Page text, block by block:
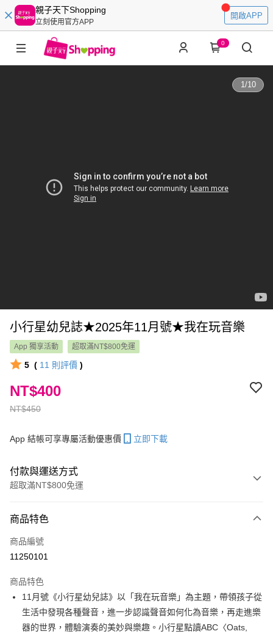
親子天下Shopping
立刻使用官方APP
開啟APP
0
1/10
小行星幼兒誌★2025年11月號★我在玩音樂
App 獨享活動 超取滿NT$800免運
5 ( 11 則評價 )
NT$450
NT$400
App 結帳可享專屬活動優惠價 立即下載
付款與運送方式
超取滿NT$800免運
信用卡一次付款
LINE Pay
大哥付你分期
相關說明
【大哥付你分期使用說明】
AFTEE先享後付
商品特色
商品編號
11250101
商品特色
11月號《小行星幼兒誌》以「我在玩音樂」為主題，帶領孩子從
生活中發現各種聲音，進一步認識聲音如何化為音樂，再走進樂
器的世界，體驗演奏的美妙與樂趣。小行星點讀ABC〈Oats,